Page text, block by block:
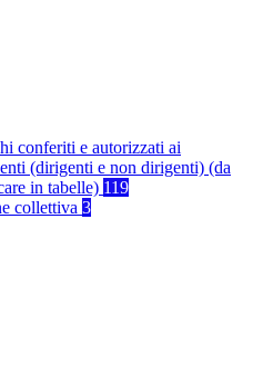
conferiti e autorizzati ai
(dirigenti e non dirigenti) (da
in tabelle) 119
collettiva 3